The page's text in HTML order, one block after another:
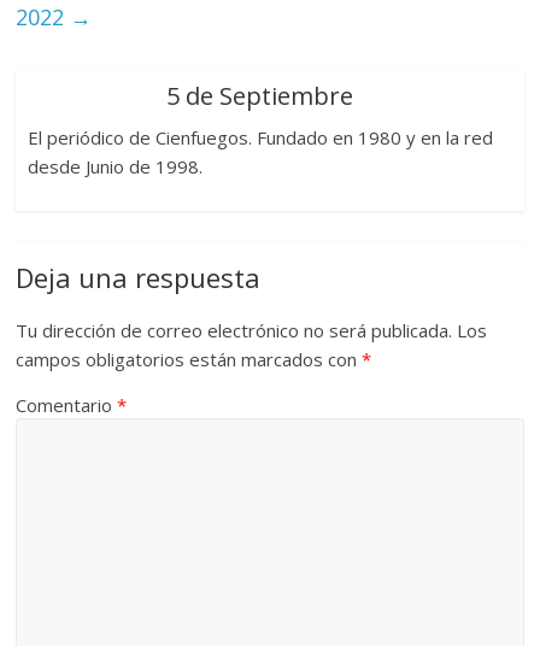
2022 →
5 de Septiembre
El periódico de Cienfuegos. Fundado en 1980 y en la red
desde Junio de 1998.
Deja una respuesta
Tu dirección de correo electrónico no será publicada. Los
campos obligatorios están marcados con*
Comentario*